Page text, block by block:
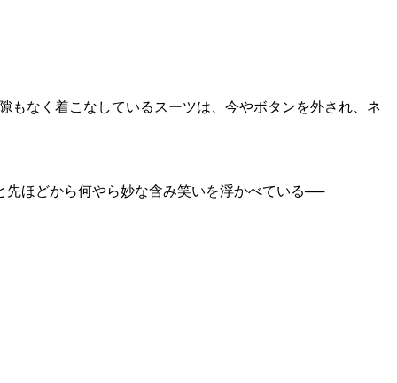
なく着こなしているスーツは、今やボタンを外され、ネ
ほどから何やら妙な含み笑いを浮かべている──